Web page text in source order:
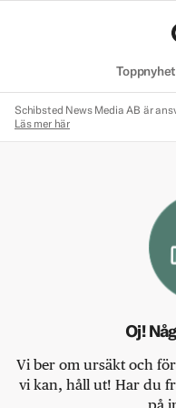
Schibsted News Media AB är
Läs mer här
Oj!
Vi ber om ursäkt och
vi kan, håll ut! Har du